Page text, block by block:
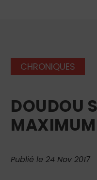
CHRONIQUES
DOUDOU
MAXIMUM
Publié le 24 Nov 2017